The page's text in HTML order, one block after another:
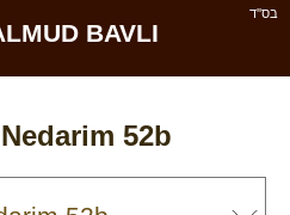
בס''ד
BAVLI
Nedarim 52b